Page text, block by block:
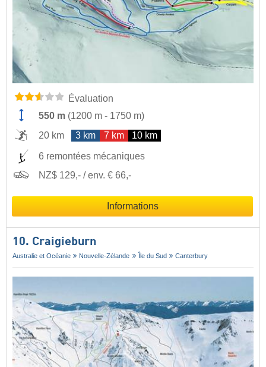
Évaluation
550 m (1200 m - 1750 m)
20 km
3 km 7 km 10 km
6 remontées mécaniques
NZ$ 129,- / env. € 66,-
Informations
10. Craigieburn
Australie et Océanie Nouvelle-Zélande Île du Sud Canterbury